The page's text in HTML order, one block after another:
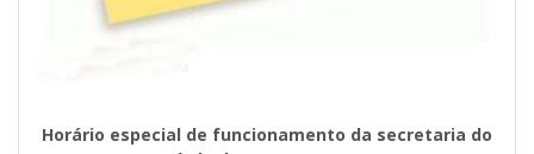
Horário especial de funcionamento da secretaria do